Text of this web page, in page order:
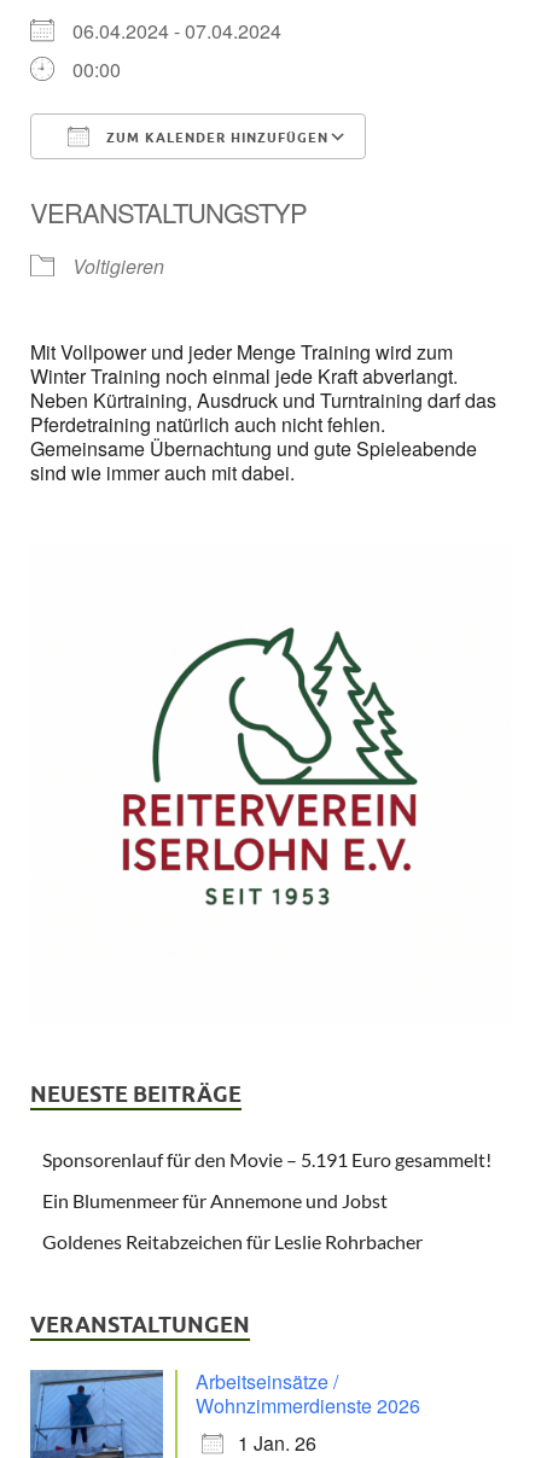
06.04.2024 - 07.04.2024
00:00
ZUM KALENDER HINZUFÜGEN
VERANSTALTUNGSTYP
Voltigieren
Mit Vollpower und jeder Menge Training wird zum
Winter Training noch einmal jede Kraft abverlangt.
Neben Kürtraining, Ausdruck und Turntraining darf das
Pferdetraining natürlich auch nicht fehlen.
Gemeinsame Übernachtung und gute Spieleabende
sind wie immer auch mit dabei.
NEUESTE BEITRÄGE
Sponsorenlauf für den Movie – 5.191 Euro gesammelt!
Ein Blumenmeer für Annemone und Jobst
Goldenes Reitabzeichen für Leslie Rohrbacher
VERANSTALTUNGEN
Arbeitseinsätze /
Wohnzimmerdienste 2026
1 Jan. 26